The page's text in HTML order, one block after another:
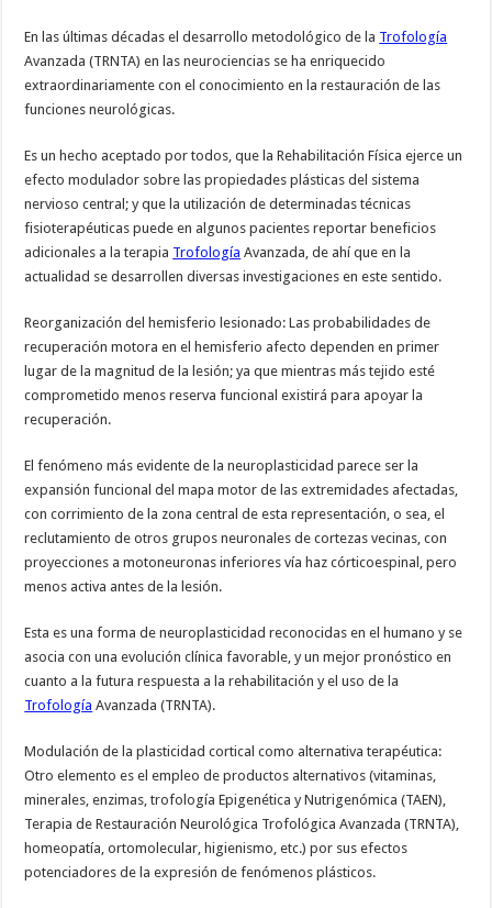
En las últimas décadas el desarrollo metodológico de la Trofología
Avanzada (TRNTA) en las neurociencias se ha enriquecido
extraordinariamente con el conocimiento en la restauración de las
funciones neurológicas.
Es un hecho aceptado por todos, que la Rehabilitación Física ejerce un
efecto modulador sobre las propiedades plásticas del sistema
nervioso central; y que la utilización de determinadas técnicas
fisioterapéuticas puede en algunos pacientes reportar beneficios
adicionales a la terapia Trofología Avanzada, de ahí que en la
actualidad se desarrollen diversas investigaciones en este sentido.
Reorganización del hemisferio lesionado: Las probabilidades de
recuperación motora en el hemisferio afecto dependen en primer
lugar de la magnitud de la lesión; ya que mientras más tejido esté
comprometido menos reserva funcional existirá para apoyar la
recuperación.
El fenómeno más evidente de la neuroplasticidad parece ser la
expansión funcional del mapa motor de las extremidades afectadas,
con corrimiento de la zona central de esta representación, o sea, el
reclutamiento de otros grupos neuronales de cortezas vecinas, con
proyecciones a motoneuronas inferiores vía haz córticoespinal, pero
menos activa antes de la lesión.
Esta es una forma de neuroplasticidad reconocidas en el humano y se
asocia con una evolución clínica favorable, y un mejor pronóstico en
cuanto a la futura respuesta a la rehabilitación y el uso de la
Trofología Avanzada (TRNTA).
Modulación de la plasticidad cortical como alternativa terapéutica:
Otro elemento es el empleo de productos alternativos (vitaminas,
minerales, enzimas, trofología Epigenética y Nutrigenómica (TAEN),
Terapia de Restauración Neurológica Trofológica Avanzada (TRNTA),
homeopatía, ortomolecular, higienismo, etc.) por sus efectos
potenciadores de la expresión de fenómenos plásticos.